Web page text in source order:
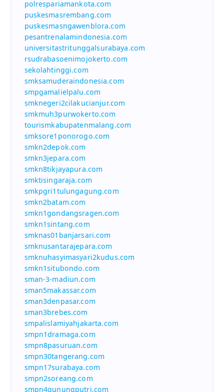
polrespariamankota.com
puskesmasrembang.com
puskesmasngawenblora.com
pesantrenalamindonesia.com
universitastritunggalsurabaya.com
rsudrabasoenimojokerto.com
sekolahtinggi.com
smksamuderaindonesia.com
smpgamalielpalu.com
smknegeri2cilakucianjur.com
smkmuh3purwokerto.com
tourismkabupatenmalang.com
smksore1ponorogo.com
smkn2depok.com
smkn3jepara.com
smkn8tikjayapura.com
smktisingaraja.com
smkpgri1tulungagung.com
smkn2batam.com
smkn1gondangsragen.com
smkn1sintang.com
smknas01banjarsari.com
smknusantarajepara.com
smknuhasyimasyari2kudus.com
smkn1situbondo.com
sman-3-madiun.com
sman5makassar.com
sman3denpasar.com
sman3brebes.com
smpalislamiyahjakarta.com
smpn1dramaga.com
smpn8pasuruan.com
smpn30tangerang.com
smpn17surabaya.com
smpn2soreang.com
smpn4gunungputri.com